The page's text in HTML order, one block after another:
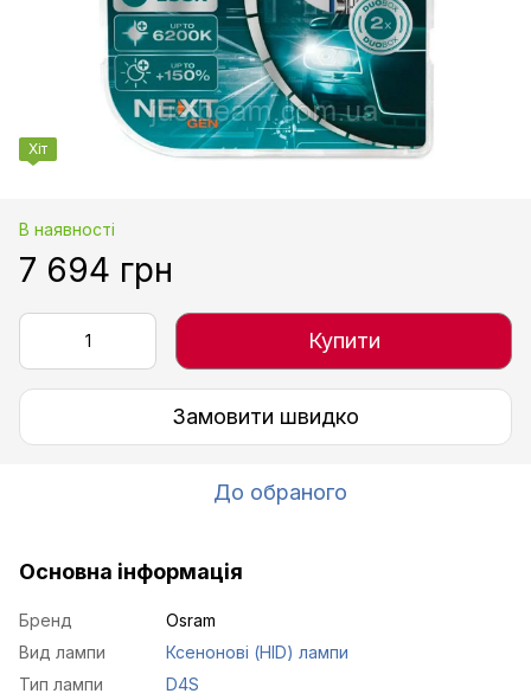
Хіт
В наявності
7 694 грн
Купити
Замовити швидко
До обраного
Основна інформація
Бренд
Osram
Вид лампи
Ксенонові (HID) лампи
Тип лампи
D4S